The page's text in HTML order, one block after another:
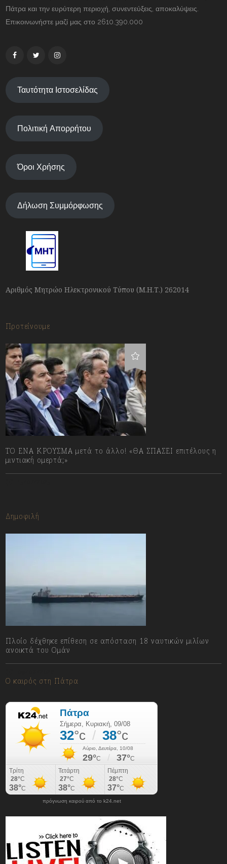
Πάτρα και την ευρύτερη περιοχή, συνεντεύξεις, αποκαλύψεις.
Επικοινωνήστε μαζί μας στο 2610.390.000
Ταυτότητα Ιστοσελίδας
Πολιτική Απορρήτου
Όροι Χρήσης
Δήλωση Συμμόρφωσης
Αριθμός Μητρώο Ηλεκτρονικού Τύπου (Μ.Η.Τ.) 262014
Προτείνουμε
ΤΟ ΕΝΑ ΚΡΟΥΣΜΑ μετά το άλλο! «ΘΑ ΣΠΑΣΕΙ επιτέλους η
μιντιακή ομερτά;»
Δημοφιλή
Πλοίο δέχθηκε επίθεση σε απόσταση 18 ναυτικών μιλίων
ανοικτά του Ομάν
Ο καιρός στη Πάτρα
πρόγνωση καιρού από το k24.net